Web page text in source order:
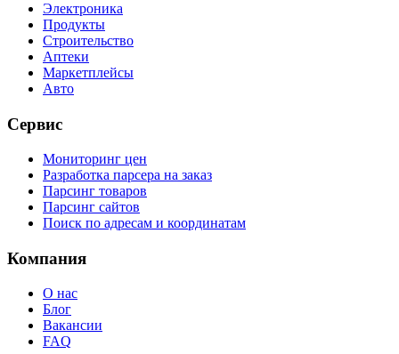
Электроника
Продукты
Строительство
Аптеки
Маркетплейсы
Авто
Сервис
Мониторинг цен
Разработка парсера на заказ
Парсинг товаров
Парсинг сайтов
Поиск по адресам и координатам
Компания
О нас
Блог
Вакансии
FAQ